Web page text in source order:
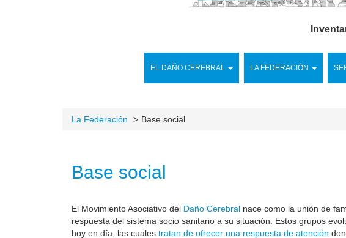
EL DAÑO CEREBRAL LA FEDERACIÓN
La Federación Base social
Base social
El Movimiento Asociativo del Daño Cerebral nace como la unión de
respuesta del sistema socio sanitario a su situación. Estos grupos
hoy en día, las cuales tratan de ofrecer una respuesta de atención